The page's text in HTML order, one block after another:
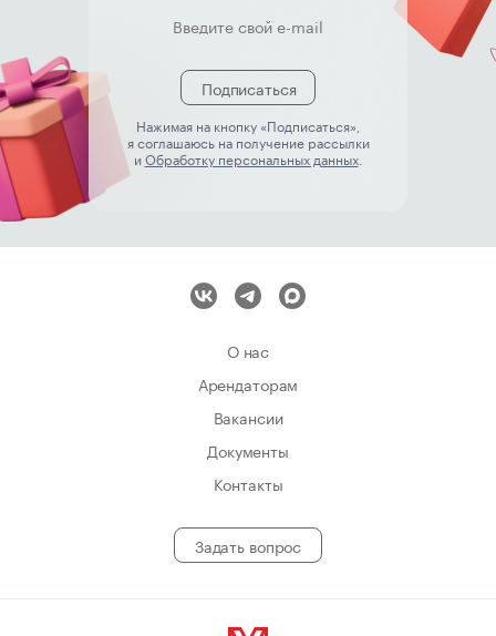
Подписаться
Нажимая на кнопку «Подписаться»,
я соглашаюсь на получение рассылки
иОбработку персональных данных.
О нас
Арендаторам
Вакансии
Документы
Контакты
Задать вопрос